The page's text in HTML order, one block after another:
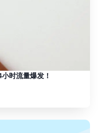
时流量爆发！